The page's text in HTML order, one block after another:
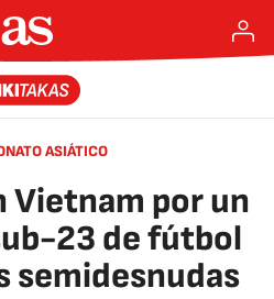
ASIÁTICO
Vietnam por un
23 de fútbol
semidesnudas